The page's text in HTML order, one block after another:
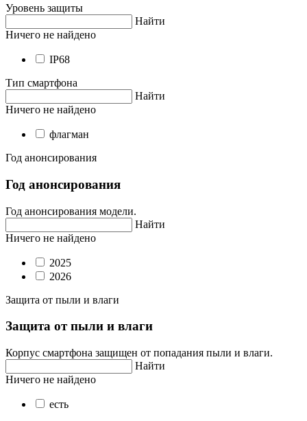
Уровень защиты
Найти
Ничего не найдено
IP68
Тип смартфона
Найти
Ничего не найдено
флагман
Год анонсирования
Год анонсирования
Год анонсирования модели.
Найти
Ничего не найдено
2025
2026
Защита от пыли и влаги
Защита от пыли и влаги
Корпус смартфона защищен от попадания пыли и влаги.
Найти
Ничего не найдено
есть